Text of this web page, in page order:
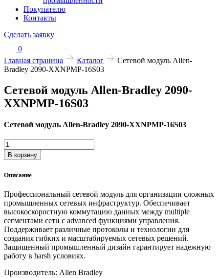
Покупателю
Контакты
Сделать заявку
0
Главная страница
Каталог
Сетевой модуль Allen-
Bradley 2090-XXNPMP-16S03
Сетевой модуль Allen-Bradley 2090-
XXNPMP-16S03
Сетевой модуль Allen-Bradley 2090-XXNPMP-16S03
Количество
товара
Сетевой
Allen-
2090-
XXNPMP-
16S03
В корзину
Описание
Профессиональный сетевой модуль для организации сложных
промышленных сетевых инфраструктур. Обеспечивает
высокоскоростную коммутацию данных между multiple
сегментами сети с advanced функциями управления.
Поддерживает различные протоколы и технологии для
создания гибких и масштабируемых сетевых решений.
Защищенный промышленный дизайн гарантирует надежную
работу в harsh условиях.
Производитель: Allen Bradley